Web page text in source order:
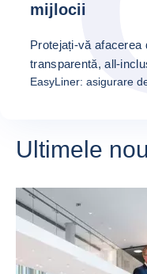
mijlocii
Protejați-vă afacerea
transparentă, all-
EasyLiner: asigurare
Ultimele